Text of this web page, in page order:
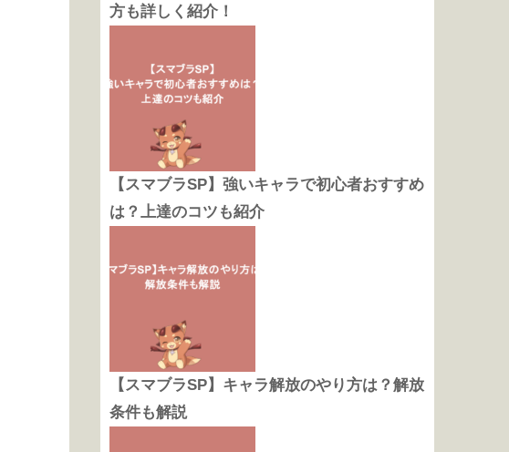
方も詳しく紹介！
【スマブラSP】強いキャラで初心者おすすめ
は？上達のコツも紹介
【スマブラSP】キャラ解放のやり方は？解放
条件も解説